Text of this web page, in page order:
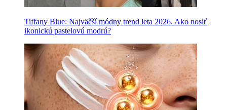
Tiffany Blue: Najväčší módny trend leta 2026. Ako nosiť
ikonickú pastelovú modrú?